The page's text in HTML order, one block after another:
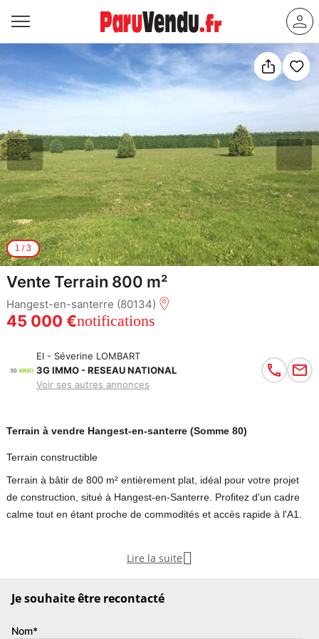
1 /3
Vente Terrain 800 m²
Hangest-en-santerre (80134)
45 000 €notifications
EI - Séverine LOMBART
3G IMMO - RESEAU NATIONAL
Voir ses autres annonces
Terrain à vendre Hangest-en-santerre (Somme 80)
Terrain constructible
Terrain à bâtir de 800 m² entièrement plat, idéal pour votre projet
de construction, situé à Hangest-en-Santerre. Profitez d'un cadre
calme tout en étant proche de commodités et accès rapide à l'A1.
Lire la suite 
Je souhaite être recontacté
Nom*